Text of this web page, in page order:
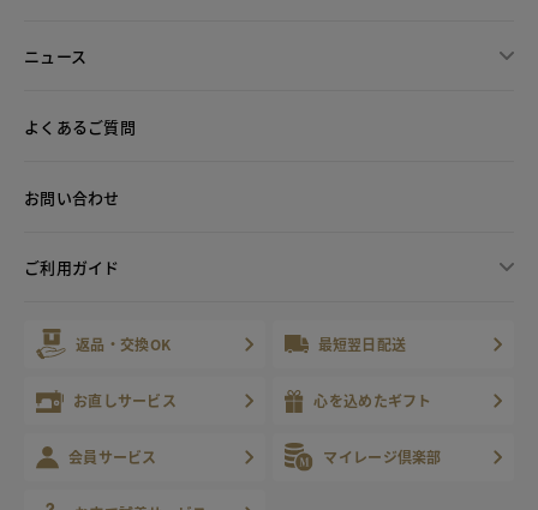
ニュース
よくあるご質問
お問い合わせ
ご利用ガイド
返品・交換OK 最短翌日配送
お直しサービス 心を込めたギフト
会員サービス マイレージ倶楽部